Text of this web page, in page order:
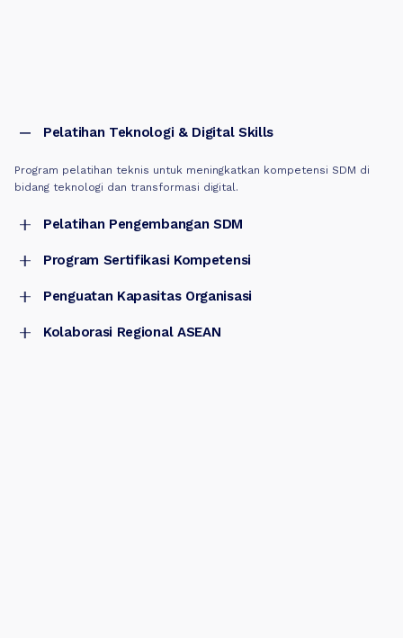
Pelatihan Teknologi & Digital Skills
Program pelatihan teknis untuk meningkatkan kompetensi SDM di
bidang teknologi dan transformasi digital.
Pelatihan Pengembangan SDM
Pelatihan kompetensi profesional untuk memperkuat kemampuan
Program Sertifikasi Kompetensi
Program pelatihan berbasis kompetensi yang mendukung standar
Penguatan Kapasitas Organisasi
Program peningkatan kapasitas SDM untuk mendukung efektivitas
Kolaborasi Regional ASEAN